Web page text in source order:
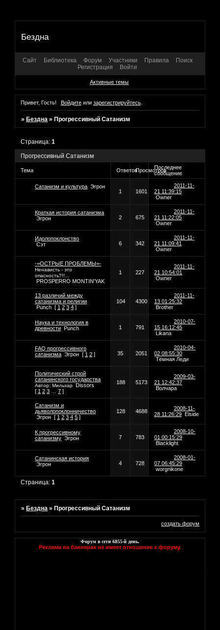
Бездна
Сайт Библиотека Форум Участники Правила
Поиск
Регистрация
Войти
Активные темы
Привет, Гость! Войдитеили зарегистрируйтесь.
»Бездна »Прогреcсивный Сатанизм
Прогреcсивный Сатанизм
Страница:1
Тема ОтветовПросмотровПоследнее
сообщение
Сатанизм и культура Эгрон
1
1601
2011-11-
21 11:39:15
Owner
Краткая история сатанизма
Эгрон
2 675
2011-11-
21 11:22:05
Owner
Идолопоклонство
Сэт
6 342
2011-11-
21 11:09:41
Owner
-=ОСТРЫЕ ПРОБЛЕМЫ=-
Ненависть - это
опасность?!!...
PROSPERRO MONTIN'YAK
1 227
2011-11-
21 10:54:01
Owner
13 различий между
сатанизма и религии
Punch [ 1 2 3 4 ]
104 4300
2011-11-
13 01:25:32
Brother
Наука и технология в
древности
Punch 1 791
2010-07-
15 16:12:45
Likana
FAQ прогрессивного
сатанизма Эгрон [ 1 2 ] 35 2051
2010-04-
02 08:55:30
Тёмная Леди
Политический строй
сатанинского государства
Автор: Мильхар
Dissors
[ 1 2 3 7 ]
188 5173
2009-03-
21 12:42:37
Волчара
Сатанизм и
дьяволопоклонничество
Эгрон [ 1 2 3 4 5 ]
128 4688
2008-11-
28 11:26:29
Elside
К прогрессивному
сатанизму Эгрон 7 783
2008-10-
01 00:15:29
Blacklight
Сатанинская история
Эгрон
4 728
2008-01-
07 06:45:29
worgnikone
Страница:1
»Бездна »Прогреcсивный Сатанизм
создать форум
Форум в сети 6855-й день.
Реклама на баннерах не имеет отношение к форуму.